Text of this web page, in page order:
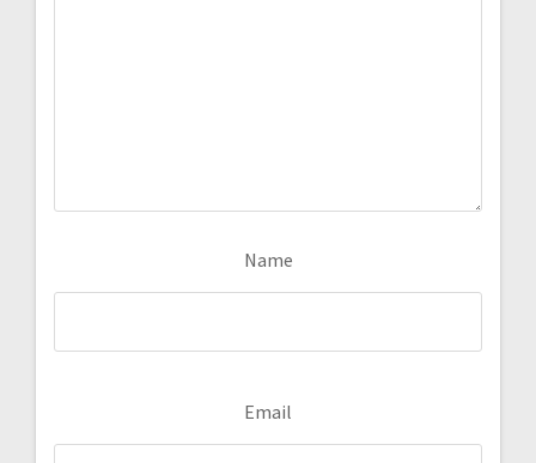
Name
Email